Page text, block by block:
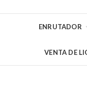
ENRUTADOR
VENTA DE